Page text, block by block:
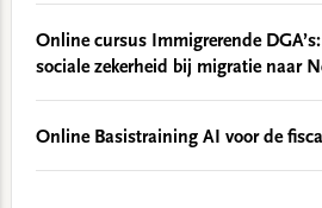
Online cursus Immigrerende
sociale zekerheid bij migratie naar
Online Basistraining AI voor de